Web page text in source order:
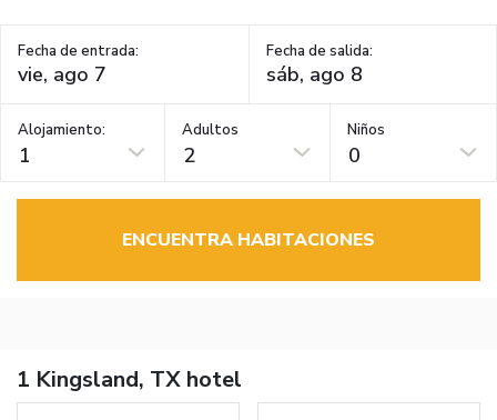
Fecha de entrada: Fecha de salida:
Alojamiento:
1
Adultos
2
Niños
0
ENCUENTRA HABITACIONES
1 Kingsland, TX hotel